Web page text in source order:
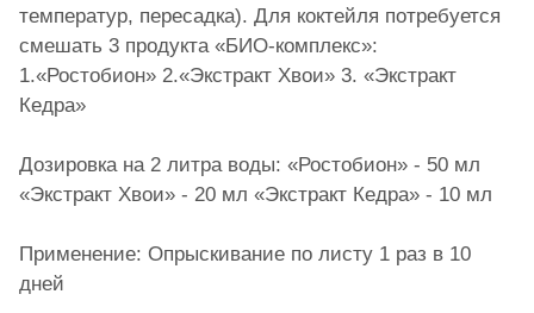
температур, пересадка). Для коктейля потребуется
смешать 3 продукта «БИО-комплекс»:
1.«Ростобион» 2.«Экстракт Хвои» 3. «Экстракт
Кедра»
Дозировка на 2 литра воды: «Ростобион» - 50 мл
«Экстракт Хвои» - 20 мл «Экстракт Кедра» - 10 мл
Применение: Опрыскивание по листу 1 раз в 10
дней